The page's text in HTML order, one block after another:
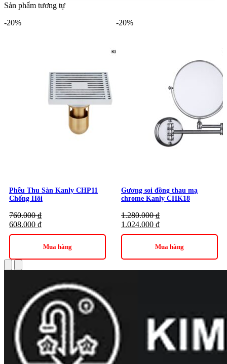
Sản phẩm tương tự
-20%
Phễu Thu Sàn Kanly CHP11
Chống Hôi
760.000₫
608.000 ₫
Mua hàng
-20%
Gương soi đồng thau mạ
chrome Kanly CHK18
1.280.000₫
1.024.000 ₫
Mua hàng